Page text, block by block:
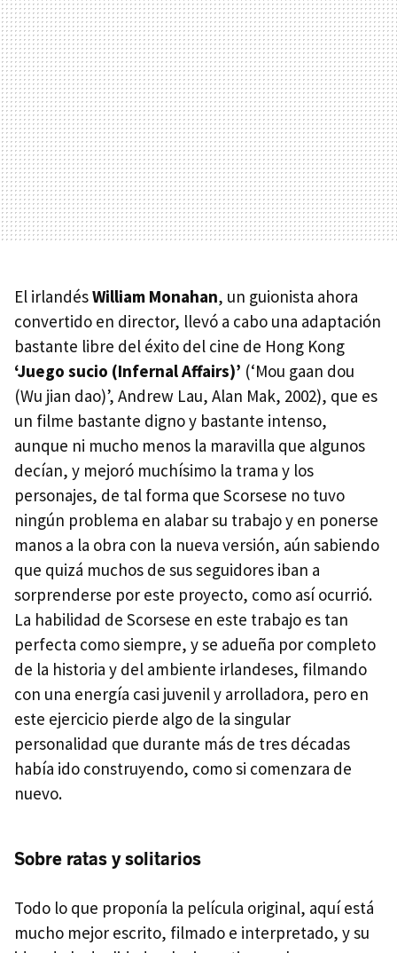
El irlandésWilliam Monahan, un guionista ahora
convertido en director, llevó a cabo una adaptación
bastante libre del éxito del cine de Hong Kong
‘Juego sucio (Infernal Affairs)’ (‘Mou gaan dou
(Wu jian dao)’, Andrew Lau, Alan Mak, 2002), que es
un filme bastante digno y bastante intenso,
aunque ni mucho menos la maravilla que algunos
decían, y mejoró muchísimo la trama y los
personajes, de tal forma que Scorsese no tuvo
ningún problema en alabar su trabajo y en ponerse
manos a la obra con la nueva versión, aún sabiendo
que quizá muchos de sus seguidores iban a
sorprenderse por este proyecto, como así ocurrió.
La habilidad de Scorsese en este trabajo es tan
perfecta como siempre, y se adueña por completo
de la historia y del ambiente irlandeses, filmando
con una energía casi juvenil y arrolladora, pero en
este ejercicio pierde algo de la singular
personalidad que durante más de tres décadas
había ido construyendo, como si comenzara de
nuevo.
Sobre ratas y solitarios
Todo lo que proponía la película original, aquí está
mucho mejor escrito, filmado e interpretado, y su